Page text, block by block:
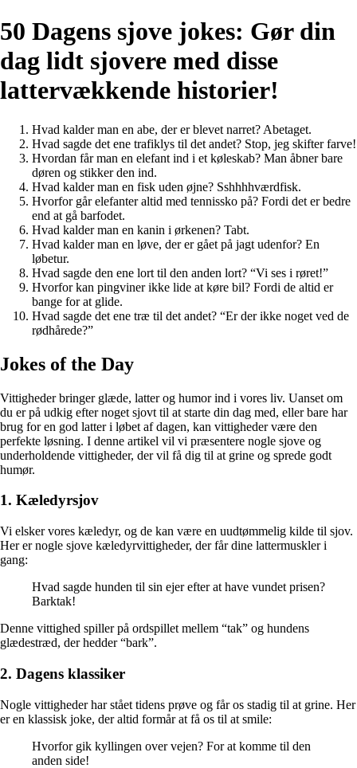
50 Dagens sjove jokes: Gør din
dag lidt sjovere med disse
lattervækkende historier!
Hvad kalder man en abe, der er blevet narret? Abetaget.
Hvad sagde det ene trafiklys til det andet? Stop, jeg skifter farve!
Hvordan får man en elefant ind i et køleskab? Man åbner bare
døren og stikker den ind.
Hvad kalder man en fisk uden øjne? Sshhhhværdfisk.
Hvorfor går elefanter altid med tennissko på? Fordi det er bedre
end at gå barfodet.
Hvad kalder man en kanin i ørkenen? Tabt.
Hvad kalder man en løve, der er gået på jagt udenfor? En
løbetur.
Hvad sagde den ene lort til den anden lort? “Vi ses i røret!”
Hvorfor kan pingviner ikke lide at køre bil? Fordi de altid er
bange for at glide.
Hvad sagde det ene træ til det andet? “Er der ikke noget ved de
rødhårede?”
Jokes of the Day
Vittigheder bringer glæde, latter og humor ind i vores liv. Uanset om
du er på udkig efter noget sjovt til at starte din dag med, eller bare har
brug for en god latter i løbet af dagen, kan vittigheder være den
perfekte løsning. I denne artikel vil vi præsentere nogle sjove og
underholdende vittigheder, der vil få dig til at grine og sprede godt
humør.
1. Kæledyrsjov
Vi elsker vores kæledyr, og de kan være en uudtømmelig kilde til sjov.
Her er nogle sjove kæledyrvittigheder, der får dine lattermuskler i
gang:
Hvad sagde hunden til sin ejer efter at have vundet prisen?
Barktak!
Denne vittighed spiller på ordspillet mellem “tak” og hundens
glædestræd, der hedder “bark”.
2. Dagens klassiker
Nogle vittigheder har stået tidens prøve og får os stadig til at grine. Her
er en klassisk joke, der altid formår at få os til at smile:
Hvorfor gik kyllingen over vejen? For at komme til den
anden side!